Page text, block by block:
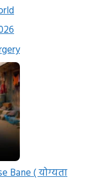
Bane ( योग्यता